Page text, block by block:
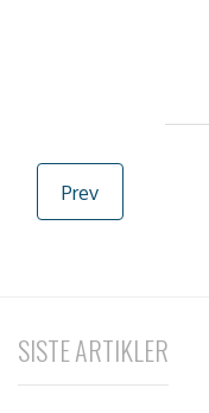
Post navigation
Prev
SISTE ARTIKLER